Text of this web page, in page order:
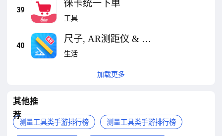
39
徕卡统一下单
工具
40
尺子, AR测距仪 & 尺
子测量仪, 直角尺, 圆
生活
加载更多
其他推
荐
测量工具类手游排行榜 测量工具类手游排行榜